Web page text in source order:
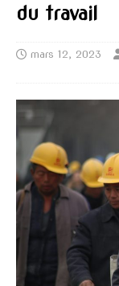
du travail
mars 12, 2023